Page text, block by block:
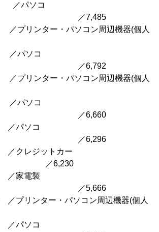
ソコ
7,485
リンター・パソコン周辺機器(個人
パソコ
6,792
リンター・パソコン周辺機器(個人
ソコ
6,660
パソコ
6,296
クレジットカー
6,230
家電製
5,666
／プリンター・パソコン周辺機器(個人
ソコ